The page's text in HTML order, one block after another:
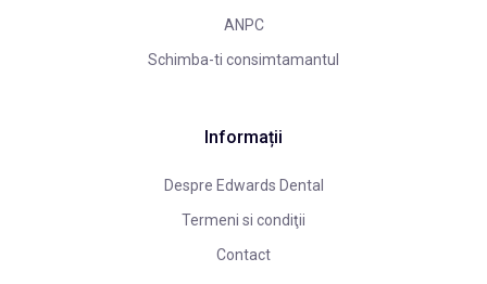
ANPC
Schimba-ti consimtamantul
Informații
Despre Edwards Dental
Termeni si condiţii
Contact